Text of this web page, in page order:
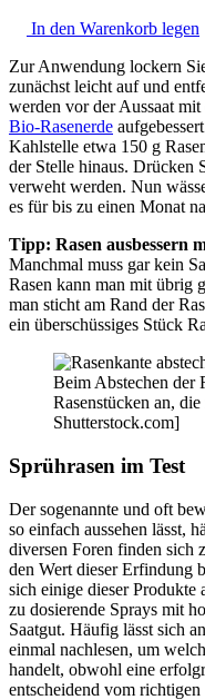
In den Warenkorb legen
Zur Anwendung lockern
zunächst leicht auf und
werden vor der Aussaat
Bio-Rasenerde
Kahlstelle etwa 150 g
der Stelle hinaus. Drücken
verweht werden. Nun
es für bis zu einen Monat
Tipp: Rasen ausbessern
Manchmal muss gar kein
Rasen kann man mit übrig
man sticht am Rand der
ein überschüssiges Stück
Beim Abstechen der
Rasenstücken an,
Shutterstock.com]
Sprührasen im Test
Der sogenannte und oft
so einfach aussehen lässt,
diversen Foren finden sich
den Wert dieser Erfindung
sich einige dieser
zu dosierende Sprays mit
Saatgut. Häufig lässt sich
einmal nachlesen, um
handelt, obwohl eine
entscheidend vom richtigen